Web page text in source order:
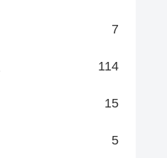
7
114
15
5